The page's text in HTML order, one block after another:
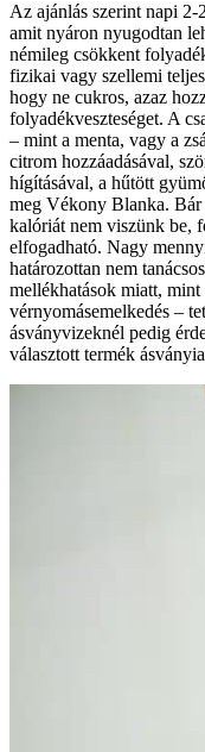
Az ajánlás szerint napi
amit nyáron nyugodtan
némileg csökkent
fizikai vagy szellemi
hogy ne cukros, azaz
folyadékveszteséget. A
– mint a menta, vagy a
citrom hozzáadásával,
hígításával, a hűtött
meg Vékony Blanka. Bár
kalóriát nem viszünk be,
elfogadható. Nagy
határozottan nem
mellékhatások miatt,
vérnyomásemelkedés –
ásványvizeknél pedig
választott termék